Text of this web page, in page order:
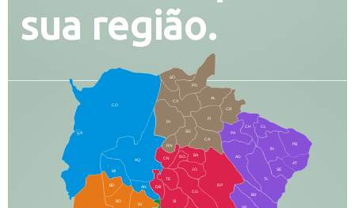
sua região.
CO
AQ
MI
AN
CX
RI
AL
CR
FI
SG
BA
CA
PA
CH CL
PB
SE
TL
AG
BR
RP
RO
JG
CG
SI
BD
BO
NI
DB
TE
IN
RN
CN
AT
PG
SO
LA